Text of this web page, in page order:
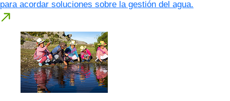
para acordar soluciones sobre la gestión del agua.